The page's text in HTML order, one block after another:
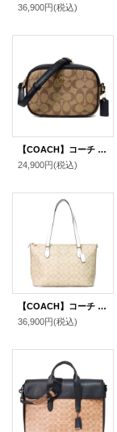
36,900円(税込)
【COACH】コーチ コーティングキャンバス レザー シグネチャー ミニ カメラバッグ クロスボディー ショルダーバッグ カーキ×ブラック（日本未発売）
24,900円(税込)
【COACH】コーチ コーティングキャンバス レザー シグネチャー ギャラリー ジップ トートバッグ ライトカーキ×チャーク〔日本未発売〕
36,900円(税込)